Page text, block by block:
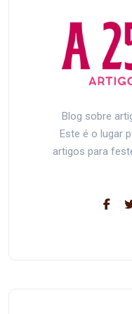
Blog sobre
Este é o lugar
artigos para